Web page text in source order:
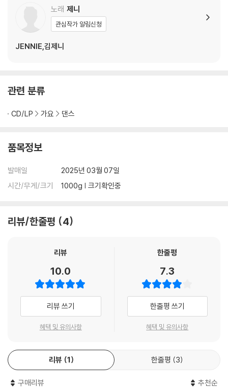
노래 제니
관심작가 알림신청
JENNIE,김제니
관련 분류
CD/LP 가요 댄스
품목정보
발매일
2025년 03월 07일
시간/무게/크기
1000g | 크기확인중
리뷰/한줄평 4
리뷰
10.0
리뷰 쓰기
혜택 및 유의사항
한줄평
7.3
한줄평 쓰기
혜택 및 유의사항
리뷰 1 한줄평 3
구매리뷰 추천순